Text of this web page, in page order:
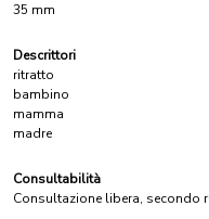
35 mm
Descrittori
ritratto
bambino
mamma
madre
Consultabilità
Consultazione libera, secondo